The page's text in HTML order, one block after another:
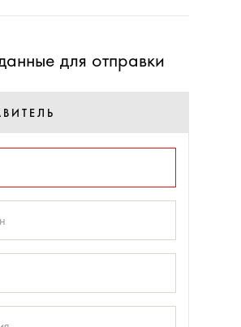
для отправки